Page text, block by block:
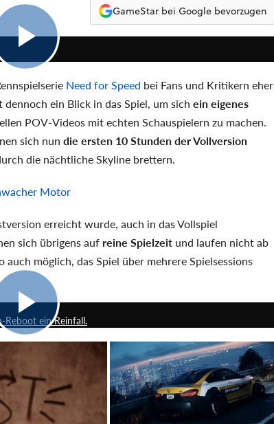
GameStar bei Google bevorzugen
1:03
Need for Speed bei Fans und Kritikern eher
ein Blick in das Spiel, um sich ein eigenes
POV-Videos mit echten Schauspielern zu machen.
sich nun die ersten 10 Stunden der Vollversion
die nächtliche Skyline brettern.
Motor
erreicht wurde, auch in das Vollspiel
sich übrigens auf reine Spielzeit und laufen nicht ab
möglich, das Spiel über mehrere Spielsessions
Reboot ein Reinfall.